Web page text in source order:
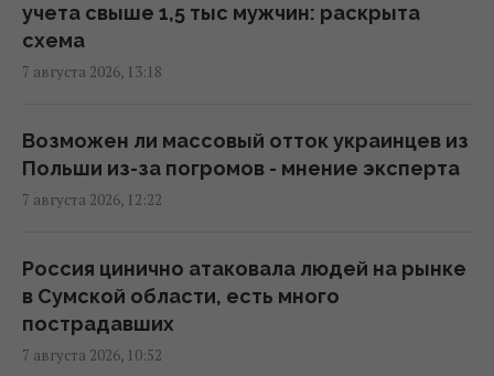
Угроза – баллистика: можно ли уничтожить
пусковые установки россиян
Дроны поразили склад Wildberries в
Екатеринбурге за 2000 км от границы
09:11 пятница, 07 августа 2026
Россия использует украинских
военнопленных для формирования боевых
учета свыше 1,5 тыс мужчин: раскрыта
схема
7 августа 2026, 13:18
Возможен ли массовый отток украинцев из
Польши из-за погромов - мнение эксперта
7 августа 2026, 12:22
Россия цинично атаковала людей на рынке
в Сумской области, есть много
пострадавших
7 августа 2026, 10:52